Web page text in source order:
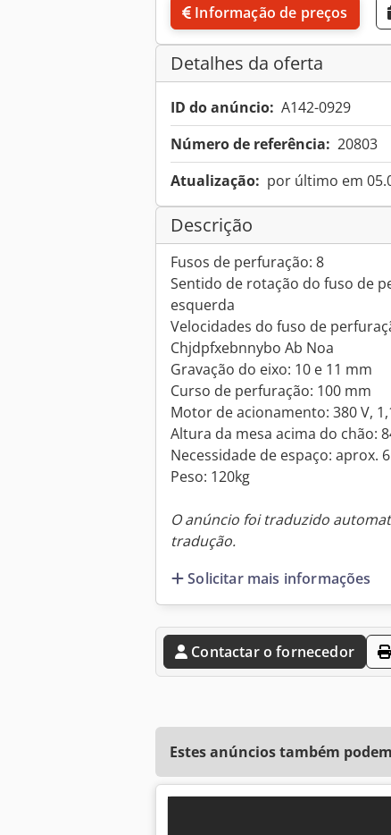
Informação de preços
Detalhes da oferta
ID do anúncio: A142-0929
Número de referência: 20803
Atualização: por último em
Descrição
Fusos de perfuração: 8
Sentido de rotação do fuso de
esquerda
Velocidades do fuso de
Chjdpfxebnnybo Ab Noa
Gravação do eixo: 10 e 11 mm
Curso de perfuração: 100 mm
Motor de acionamento: 380 V,
Altura da mesa acima do chão:
Necessidade de espaço: aprox.
Peso: 120kg
O anúncio foi traduzido
tradução.
Solicitar mais informações
Contactar o fornecedor
Estes anúncios também